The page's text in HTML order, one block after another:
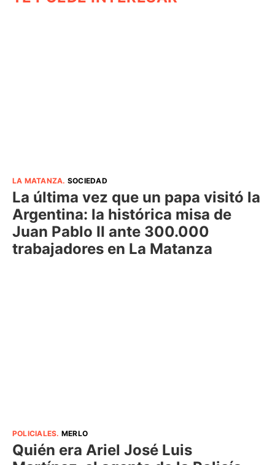
LA MATANZA. SOCIEDAD
La última vez que un papa visitó la
Argentina: la histórica misa de
Juan Pablo II ante 300.000
trabajadores en La Matanza
POLICIALES. MERLO
Quién era Ariel José Luis